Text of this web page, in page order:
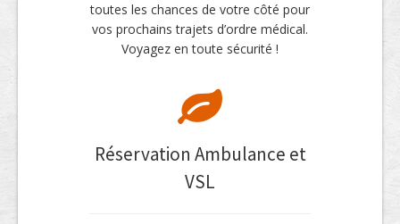
toutes les chances de votre côté pour
vos prochains trajets d’ordre médical.
Voyagez en toute sécurité !
Réservation Ambulance et
VSL